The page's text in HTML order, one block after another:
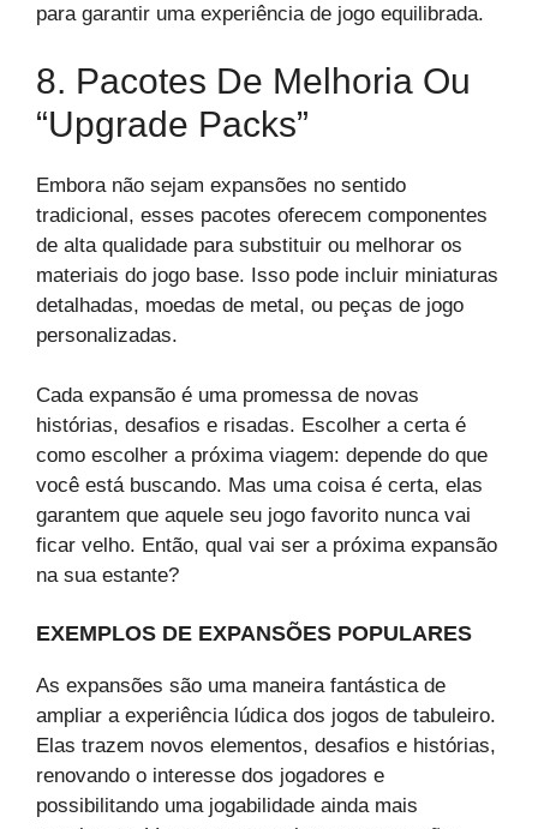
para garantir uma experiência de jogo equilibrada.
8. Pacotes De Melhoria Ou
“Upgrade Packs”
Embora não sejam expansões no sentido
tradicional, esses pacotes oferecem componentes
de alta qualidade para substituir ou melhorar os
materiais do jogo base. Isso pode incluir miniaturas
detalhadas, moedas de metal, ou peças de jogo
personalizadas.
Cada expansão é uma promessa de novas
histórias, desafios e risadas. Escolher a certa é
como escolher a próxima viagem: depende do que
você está buscando. Mas uma coisa é certa, elas
garantem que aquele seu jogo favorito nunca vai
ficar velho. Então, qual vai ser a próxima expansão
na sua estante?
EXEMPLOS DE EXPANSÕES POPULARES
As expansões são uma maneira fantástica de
ampliar a experiência lúdica dos jogos de tabuleiro.
Elas trazem novos elementos, desafios e histórias,
renovando o interesse dos jogadores e
possibilitando uma jogabilidade ainda mais